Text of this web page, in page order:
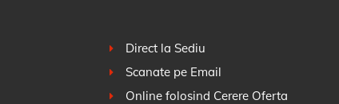
Direct la Sediu
Scanate pe Email
Online folosind Cerere Oferta